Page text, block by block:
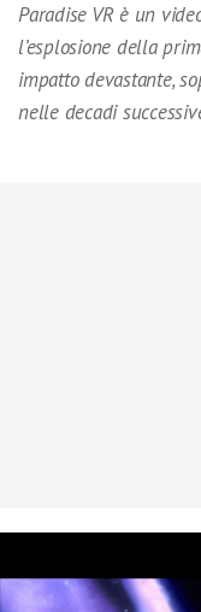
Paradise VR è un
l’esplosione della
impatto devastante,
nelle decadi